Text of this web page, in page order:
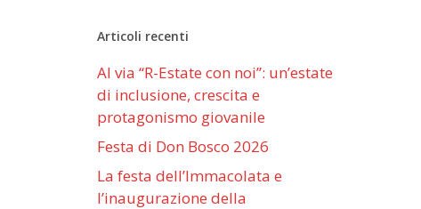
Articoli recenti
Al via “R-Estate con noi”: un’estate
di inclusione, crescita e
protagonismo giovanile
Festa di Don Bosco 2026
La festa dell’Immacolata e
l’inaugurazione della